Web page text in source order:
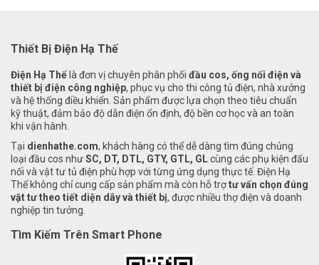
Thiết Bị Điện Hạ Thế
Điện Hạ Thế là đơn vị chuyên phân phối đầu cos, ống nối điện và
thiết bị điện công nghiệp, phục vụ cho thi công tủ điện, nhà xưởng
và hệ thống điều khiển. Sản phẩm được lựa chọn theo tiêu chuẩn
kỹ thuật, đảm bảo độ dẫn điện ổn định, độ bền cơ học và an toàn
khi vận hành.
Tại dienhathe.com, khách hàng có thể dễ dàng tìm đúng chủng
loại đầu cos nhưSC, DT, DTL, GTY, GTL, GLcùng các phụ kiện đấu
nối và vật tư tủ điện phù hợp với từng ứng dụng thực tế. Điện Hạ
Thế không chỉ cung cấp sản phẩm mà còn hỗ trợtư vấn chọn đúng
vật tư theo tiết diện dây và thiết bị, được nhiều thợ điện và doanh
nghiệp tin tưởng.
Tìm Kiếm Trên Smart Phone